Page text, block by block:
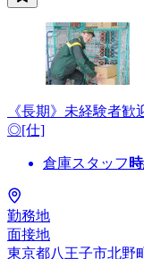
《長期》未経験者
◎[仕]
倉庫スタッフ
勤務地
面接地
東京都八王子市北野